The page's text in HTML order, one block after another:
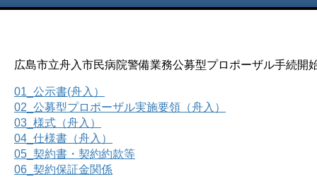
広島市立舟入市民病院警備業務公募型プロポーザル手続開
01_公示書(舟入）
02_公募型プロポーザル実施要領（舟入）
03_様式（舟入）
04_仕様書（舟入）
05_契約書・契約約款等
06_契約保証金関係